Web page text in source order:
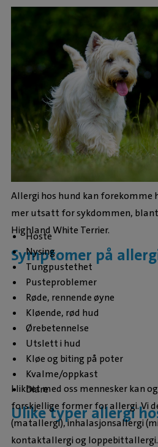
Allergi hos hund kan forekomme
mer utsatt for sykdommen,
Highland White Terrier.
Symptomer på
Hoste
Nysing
Tungpustethet
Pusteproblemer
Røde, rennende øyne
Kløende, rød hud
Ørebetennelse
Utslett i hud
Kløe og biting på poter
Kvalme/oppkast
Diare
Ulike typer allergi
I likhet med oss mennesker kan
forskjellige former for allergi. Vi
(matallergi), inhalasjonsallergi
kontaktallergi og